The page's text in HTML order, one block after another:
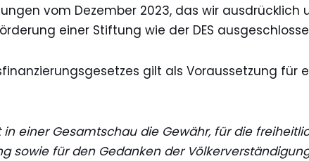
vom Dezember 2023, das wir ausdrücklich
einer Stiftung wie der DES
gilt als Voraussetzung für
einer Gesamtschau die Gewähr, für die
sowie für den Gedanken der